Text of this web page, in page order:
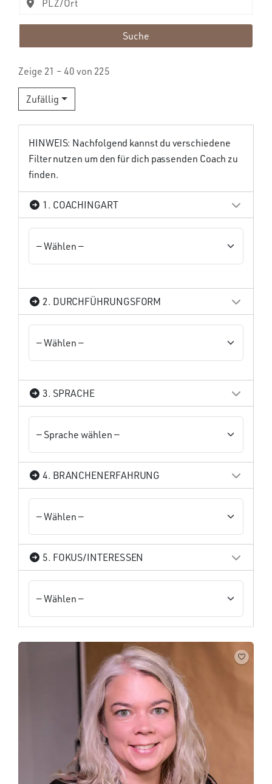
Suche
Zeige 21 – 40 von 225
Zufällig
HINWEIS: Nachfolgend kannst du verschiedene
Filter nutzen um den für dich passenden Coach zu
finden.
1. COACHINGART
2. DURCHFÜHRUNGSFORM
3. SPRACHE
4. BRANCHENERFAHRUNG
5. FOKUS/INTERESSEN